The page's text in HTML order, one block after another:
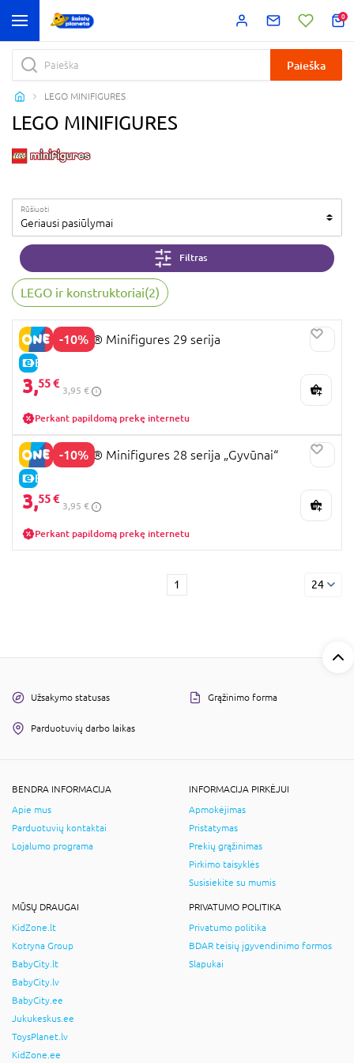
0
Paieška
LEGO MINIFIGURES
LEGO MINIFIGURES
Rūšiuoti
Geriausi pasiūlymai
Filtras
LEGO ir konstruktoriai(2)
-10%
E-KAINA
71052 LEGO® Minifigures 29 serija
3,55 €
3,95 €
Perkant papildomą prekę internetu
-10%
E-KAINA
71051 LEGO® Minifigures 28 serija „Gyvūnai“
3,55 €
3,95 €
Perkant papildomą prekę internetu
1 24
Užsakymo statusas Grąžinimo forma
Parduotuvių darbo laikas
BENDRA INFORMACIJA
Apie mus
Parduotuvių kontaktai
Lojalumo programa
INFORMACIJA PIRKĖJUI
Apmokėjimas
Pristatymas
Prekių grąžinimas
Pirkimo taisyklės
Susisiekite su mumis
MŪSŲ DRAUGAI
KidZone.lt
Kotryna Group
BabyCity.lt
BabyCity.lv
BabyCity.ee
Jukukeskus.ee
ToysPlanet.lv
KidZone.ee
PRIVATUMO POLITIKA
Privatumo politika
BDAR teisių įgyvendinimo formos
Slapukai